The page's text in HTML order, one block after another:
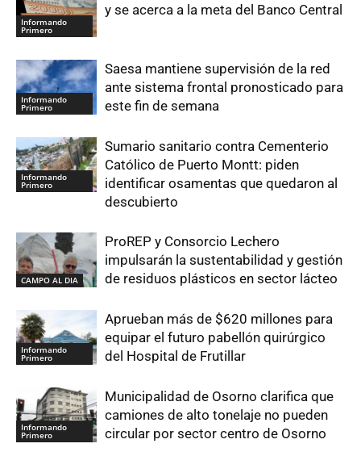
Informando
Primero
y se acerca a la meta del Banco Central
Informando
Primero
Saesa mantiene supervisión de la red
ante sistema frontal pronosticado para
este fin de semana
Informando
Primero
Sumario sanitario contra Cementerio
Católico de Puerto Montt: piden
identificar osamentas que quedaron al
descubierto
CAMPO AL DIA
ProREP y Consorcio Lechero
impulsarán la sustentabilidad y gestión
de residuos plásticos en sector lácteo
Informando
Primero
Aprueban más de $620 millones para
equipar el futuro pabellón quirúrgico
del Hospital de Frutillar
Informando
Primero
Municipalidad de Osorno clarifica que
camiones de alto tonelaje no pueden
circular por sector centro de Osorno